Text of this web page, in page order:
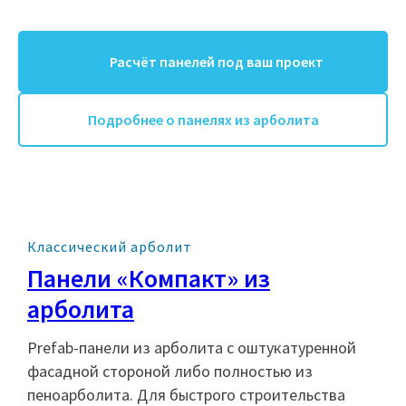
Расчёт панелей под ваш проект
Подробнее о панелях из арболита
Классический арболит
Панели «Компакт» из
арболита
Prefab-панели из арболита с оштукатуренной
фасадной стороной либо полностью из
пеноарболита. Для быстрого строительства